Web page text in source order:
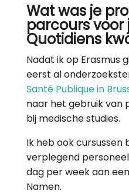
Wat was je
parcours voor
Quotidiens
Nadat ik op Erasmus
eerst al
Santé Publique in
naar het gebruik van
bij medische studies.
Ik heb ook
verplegend
dag per week aan
Namen.